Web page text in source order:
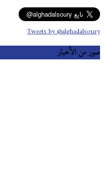
Tweets by @alghadalsoury
صور من الأخبار